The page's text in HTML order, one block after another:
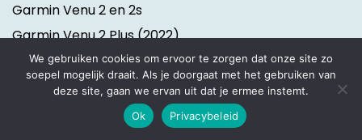
Garmin Venu 2 en 2s
Garmin Venu 2 Plus(2022)
Garmin Venu Sq
Garmin Vivoactive 4 en 4s
Garmin Vivofit jr. 2
We gebruiken cookies om ervoor te zorgen dat onze site zo
soepel mogelijk draait. Als je doorgaat met het gebruiken van
deze site, gaan we ervan uit dat je ermee instemt.
Ok
Privacybeleid